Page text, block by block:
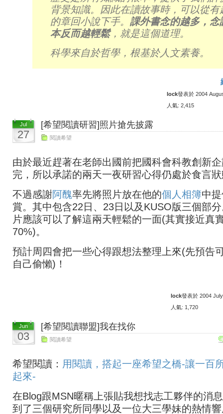
背景知識。因此在讀故事時，可以從有
的章回小說下手。 課外書念的越多，念
本反而越輕鬆，就是這個道理。
科學來自於哲學，根基於人文素養。
lock發表於 2004
人氣: 2,415
Jul
27
[希望閱讀研習]照片搶先披露
閱讀希望
由於最近趕著在老師出國前把國科會科教創新
完，所以承諾的兩天一夜研習心得仍處於食言
不過感謝阿醜率先將照片放在他的個人相簿中
賞。其中包含22日、23日以及KUSO版三個部
片應該可以了解這兩天輕鬆的一面(其實接近真
70%)。
預計周四會把一些心得跟想法整理上來(先預告
自己偷懶)！
lock發表於 2004
人氣: 1,720
Jun
03
[希望閱讀聯盟]我在找你
閱讀希望
希望閱讀： 用閱讀，搭起一座希望之橋-讓一百
起來-
在Blog跟MSN暱稱上張貼我想找志工夥伴的消
到了三個研究所同學以及一位大三學妹的熱情